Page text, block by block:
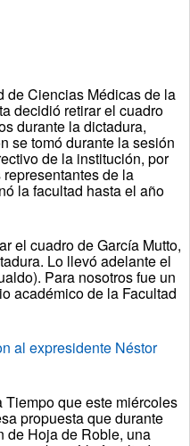
de Ciencias Médicas de la
decidió retirar el cuadro
durante la dictadura,
se tomó durante la sesión
de la institución, por
de la
la facultad hasta el año
el cuadro de García Mutto,
Lo llevó adelante el
Para nosotros fue un
académico de la Facultad
al expresidente Néstor
que este miércoles
propuesta que durante
de Hoja de Roble, una